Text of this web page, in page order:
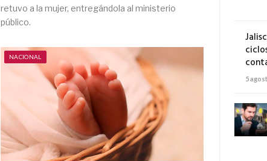
retuvo a la mujer, entregándola al ministerio
público.
NACIONAL
5